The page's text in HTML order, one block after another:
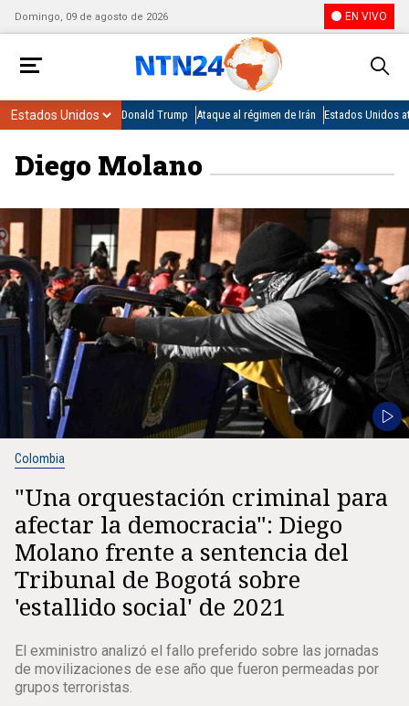
Domingo, 09 de agosto de 2026 EN VIVO
Donald Trump Ataque al régimen de Irán Estados Unidos
Diego Molano
Colombia
"Una orquestación criminal para
afectar la democracia": Diego
Molano frente a sentencia del
Tribunal de Bogotá sobre
'estallido social' de 2021
El exministro analizó el fallo preferido sobre las jornadas
de movilizaciones de ese año que fueron permeadas por
grupos terroristas.